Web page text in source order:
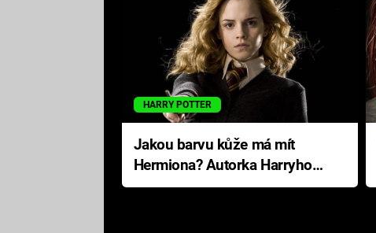
HARRY POTTER
Jakou barvu kůže má mít
Hermiona? Autorka Harryho
Pottera přišla s ráznou